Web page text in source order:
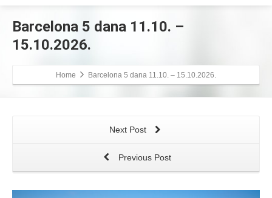
Barcelona 5 dana 11.10. –
15.10.2026.
Home Barcelona 5 dana 11.10. – 15.10.2026.
Next Post
Previous Post